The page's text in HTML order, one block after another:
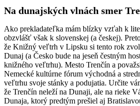
Na dunajských vlnách smer
Ako prekladateľka mám blízky vzťah k
obzvlášť však k slovenskej (a českej).
že Knižný veľtrh v Lipsku si tento rok
Dunaj (a Česko bude na jeseň čestným
knižného veľtrhu). Mesto Trenčín a
Nemecké kultúrne fórum východná a
veľtrhu svoje stánky a podujatia. Určite
že Trenčín neleží na Dunaji, ale na rieke
Dunaja, ktorý predtým prešiel aj